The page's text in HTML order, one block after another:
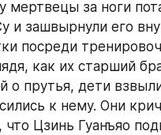
мертвецы за ноги
и зашвырнули его
посреди
как их старший
о прутья, дети
к нему. Они
что Цзинь Гуанъяо